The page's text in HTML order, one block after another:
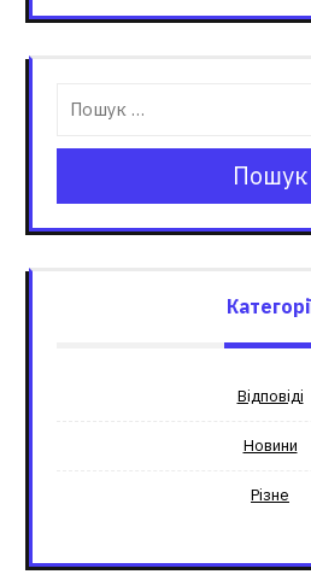
Пошук
Відповіді
Новини
Різне